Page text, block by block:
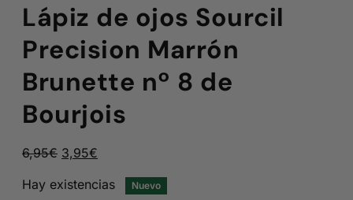
Lápiz de ojos Sourcil
Precision Marrón
Brunette nº 8 de
Bourjois
6,95€ El
original
3,95€
actual
Hay existencias Nuevo